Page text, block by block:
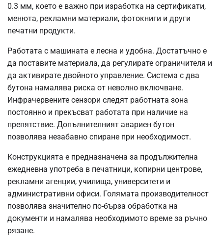
0.3 мм, което е важно при изработка на сертификати,
менюта, рекламни материали, фотокниги и други
печатни продукти.
Работата с машината е лесна и удобна. Достатъчно е
да поставите материала, да регулирате ограничителя и
да активирате двойното управление. Система с два
бутона намалява риска от неволно включване.
Инфрачервените сензори следят работната зона
постоянно и прекъсват работата при наличие на
препятствие. Допълнителният авариен бутон
позволява незабавно спиране при необходимост.
Конструкцията е предназначена за продължителна
ежедневна употреба в печатници, копирни центрове,
рекламни агенции, училища, университети и
административни офиси. Голямата производителност
позволява значително по-бърза обработка на
документи и намалява необходимото време за ръчно
рязане.